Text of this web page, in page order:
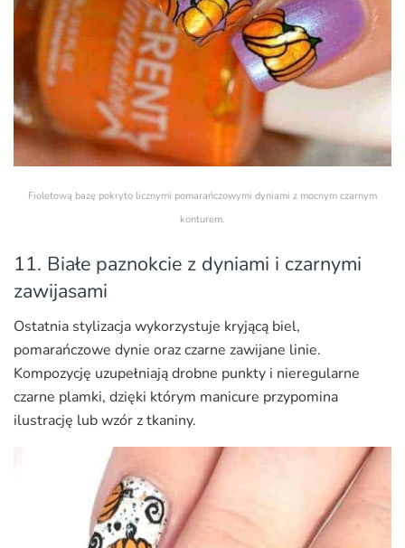
Fioletową bazę pokryto licznymi pomarańczowymi dyniami z mocnym czarnym
konturem.
11. Białe paznokcie z dyniami i czarnymi
zawijasami
Ostatnia stylizacja wykorzystuje kryjącą biel,
pomarańczowe dynie oraz czarne zawijane linie.
Kompozycję uzupełniają drobne punkty i nieregularne
czarne plamki, dzięki którym manicure przypomina
ilustrację lub wzór z tkaniny.